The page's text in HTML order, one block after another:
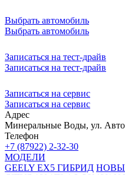
Выбрать автомобиль
Выбрать автомобиль
Записаться на тест-драйв
Записаться на тест-драйв
Записаться на сервис
Записаться на сервис
Адрес
Минеральные Воды, ул.
Телефон
+7 (87922) 2-32-30
МОДЕЛИ
GEELY EX5 ГИБРИД